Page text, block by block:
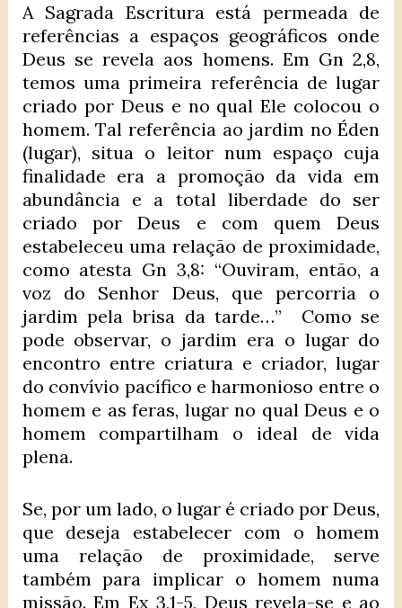
A Sagrada Escritura está permeada de
referências a espaços geográficos onde
Deus se revela aos homens. Em Gn 2,8,
temos uma primeira referência de lugar
criado por Deus e no qual Ele colocou o
homem. Tal referência ao jardim no Éden
(lugar), situa o leitor num espaço cuja
finalidade era a promoção da vida em
abundância e a total liberdade do ser
criado por Deus e com quem Deus
estabeleceu uma relação de proximidade,
como atesta Gn 3,8: “Ouviram, então, a
voz do Senhor Deus, que percorria o
jardim pela brisa da tarde…” Como se
pode observar, o jardim era o lugar do
encontro entre criatura e criador, lugar
do convívio pacífico e harmonioso entre o
homem e as feras, lugar no qual Deus e o
homem compartilham o ideal de vida
plena.
Se, por um lado, o lugar é criado por Deus,
que deseja estabelecer com o homem
uma relação de proximidade, serve
também para implicar o homem numa
missão. Em Ex 3,1-5, Deus revela-se e ao